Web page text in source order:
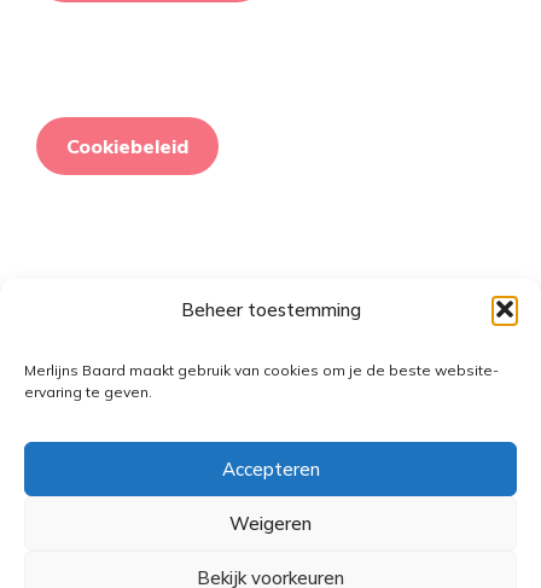
Beheer toestemming
Merlijns Baard maakt gebruik van cookies om je de beste website-
ervaring te geven.
Accepteren
Weigeren
Bekijk voorkeuren
Cookiebeleid
Retourneringsbeleid